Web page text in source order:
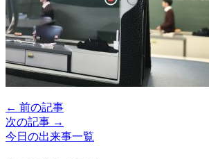
← 前の記事
次の記事 →
今日の出来事一覧